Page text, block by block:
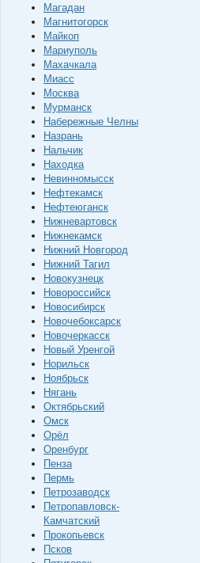
Магадан
Магнитогорск
Майкоп
Мариуполь
Махачкала
Миасс
Москва
Мурманск
Набережные Челны
Назрань
Нальчик
Находка
Невинномысск
Нефтекамск
Нефтеюганск
Нижневартовск
Нижнекамск
Нижний Новгород
Нижний Тагил
Новокузнецк
Новороссийск
Новосибирск
Новочебоксарск
Новочеркасск
Новый Уренгой
Норильск
Ноябрьск
Нягань
Октябрьский
Омск
Орёл
Оренбург
Пенза
Пермь
Петрозаводск
Петропавловск-
Камчатский
Прокопьевск
Псков